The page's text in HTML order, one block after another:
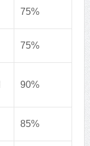
75%
75%
90%
85%